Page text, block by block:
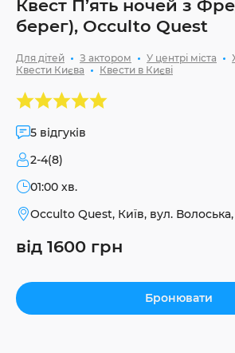
Квест П’ять ночей з
берег), Occulto Quest
Для дітей З актором У центрі міста
Квести Києва
Квести в Києві
5 відгуків
2-4(8)
01:00 хв.
Occulto Quest, Київ, вул. Волоська,
від 1600 грн
Бронювати